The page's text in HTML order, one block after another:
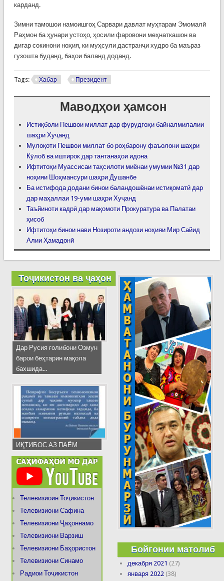
карданд.
Зимни тамошои намоишгоҳ Сарвари давлат муҳтарам Эмомалӣ
Раҳмон ба ҳунари устоҳо, ҳосили фаровони меҳнаткашон ва
дигар сокинони ноҳия, ки муҳсули дастранҷи худро ба маъраз
гузошта буданд, баҳои баланд доданд.
Tags: Хабар Президент
Маводҳои ҳамсон
Истиқболи Пешвои миллат дар фурудгоҳи байналмилалии
шаҳри Хуҷанд
Мулоқоти Пешвои миллат бо роҳбарону фаъолони шаҳри
Кӯлоб ва иштирок дар тантанаҳои идона
Ифтитоҳи Муассисаи таҳсилоти миёнаи умумии №31 дар
ноҳияи Шоҳмансури шаҳри Душанбе
Ба истифода додани бинои баландошёнаи истиқоматӣ дар
дар маҳаллаи 19-уми шаҳри Хуҷанд
Таъйиноти кадрӣ дар мақомоти Прокуратура ва Палатаи
ҳисоб
Ифтитоҳи бинои нави Нозироти андози ноҳияи Мир Сайид
Алии Ҳамадонӣ
Тоҷикистон ва ҷаҳон
Дар Русия ғолибони Озмун
барои беҳтарин мақола
бахшида...
ИҚТИБОС АЗ ПАЁМ
Телевизиоин Тоҷикистон
Телевизиони Сафина
Телевизиони Ҷаҳоннамо
Телевизиони Варзиш
Телевизиони Баҳористон
Телевизиони Синамо
Радиои Тоҷикистон
Бойгонии матолиб
декабря 2021 (27)
января 2022 (38)